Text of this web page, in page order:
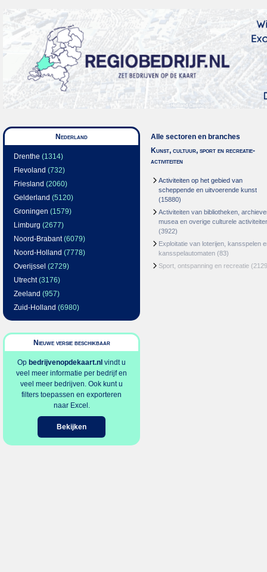
Nederland
Drenthe (1314)
Flevoland (732)
Friesland (2060)
Gelderland (5120)
Groningen (1579)
Limburg (2677)
Noord-Brabant(6079)
Noord-Holland (7778)
Overijssel (2729)
Utrecht(3176)
Zeeland (957)
Zuid-Holland (6980)
Nieuwe versie beschikbaar
Op bedrijvenopdekaart.nl vindt u
veel meer informatie per bedrijf en
veel meer bedrijven. Ook kunt u
filters toepassen en exporteren
naar Excel.
Bekijken
Alle sectoren en branches
Kunst, cultuur, sport en recreatie-
activiteiten
Activiteiten op het gebied van
scheppende en uitvoerende kunst
(15880)
Activiteiten van bibliotheken,
musea en overige culturele
(3922)
Exploitatie van loterijen, kansspelen
kansspelautomaten (83)
Sport, ontspanning en recreatie